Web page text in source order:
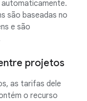
automaticamente.
são baseadas no
e são
projetos
as tarifas dele
o recurso